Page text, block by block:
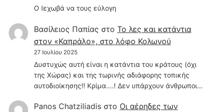
Ο Ιεχωβά να τους εύλογη
Βασίλειος Παπίας στο Το λες και κατάντια
στον «Καπράλο», στο λόφο Κολωνού
27 Ιουλίου 2025
Δυστυχώς αυτή είναι η κατάντια του κράτους (όχι
της Χώρας) και της τωρινής αδιάφορης τοπικής
αυτοδιοίκησης!! Κρίμα....! Δεν υπάρχουν άνθρωποι…
Panos Chatziliadisστο Οι αέρηδες των